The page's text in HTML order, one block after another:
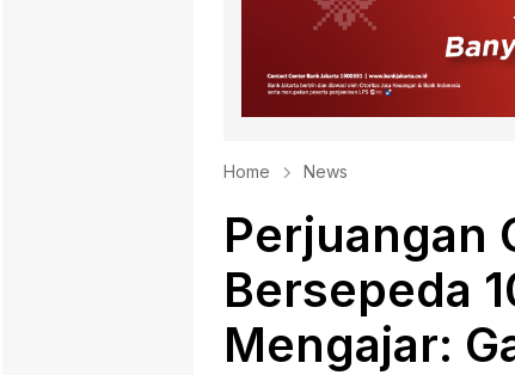
Home News
Perjuangan
Bersepeda
Mengajar: